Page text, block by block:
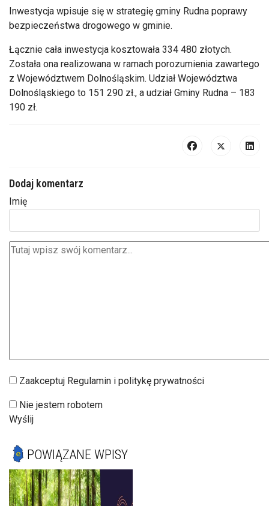
Inwestycja wpisuje się w strategię gminy Rudna poprawy
bezpieczeństwa drogowego w gminie.
Łącznie cała inwestycja kosztowała 334 480 złotych.
Została ona realizowana w ramach porozumienia zawartego
z Województwem Dolnośląskim. Udział Województwa
Dolnośląskiego to 151 290 zł., a udział Gminy Rudna – 183
190 zł.
Dodaj komentarz
Imię
Zaakceptuj Regulamin i politykę prywatności
Nie jestem robotem
Wyślij
POWIĄZANE WPISY